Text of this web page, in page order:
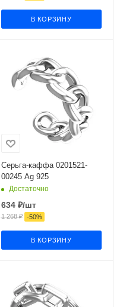
В КОРЗИНУ
Серьга-каффа 0201521-
00245 Ag 925
Достаточно
634₽/шт
1 268₽ -50%
В КОРЗИНУ